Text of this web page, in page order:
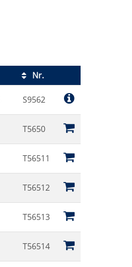
Nr.
Kursstatus
S9562
T5650
T56511
T56512
T56513
T56514